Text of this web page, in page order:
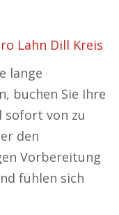
Lahn Dill Kreis
lange
buchen Sie Ihre
sofort von zu
den
Vorbereitung
fühlen sich